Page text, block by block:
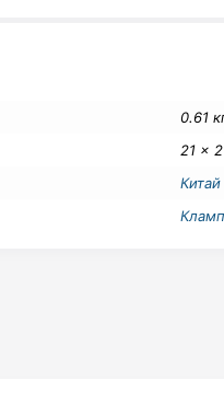
0.61
21 ×
Китай